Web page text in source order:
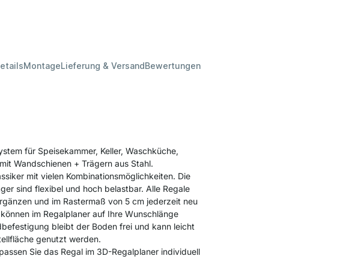
MontageLieferung & VersandBewertungen
für Speisekammer, Keller, Waschküche,
Wandschienen + Trägern aus Stahl.
mit vielen Kombinationsmöglichkeiten. Die
sind flexibel und hoch belastbar. Alle Regale
und im Rastermaß von 5 cm jederzeit neu
im Regalplaner auf Ihre Wunschlänge
bleibt der Boden frei und kann leicht
genutzt werden.
Sie das Regal im 3D-Regalplaner individuell